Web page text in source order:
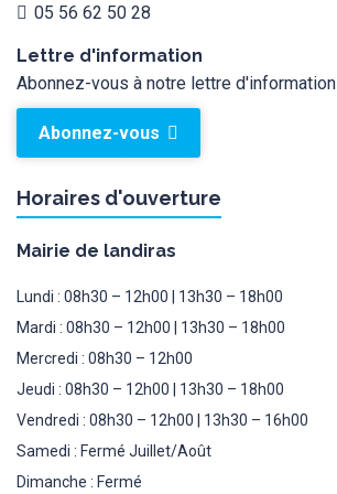
05 56 62 50 28
Lettre d'information
Abonnez-vous à notre lettre d'information
Abonnez-vous
Horaires d'ouverture
Mairie de landiras
Lundi : 08h30 – 12h00 | 13h30 – 18h00
Mardi : 08h30 – 12h00 | 13h30 – 18h00
Mercredi : 08h30 – 12h00
Jeudi : 08h30 – 12h00 | 13h30 – 18h00
Vendredi : 08h30 – 12h00 | 13h30 – 16h00
Samedi : Fermé Juillet/Août
Dimanche : Fermé